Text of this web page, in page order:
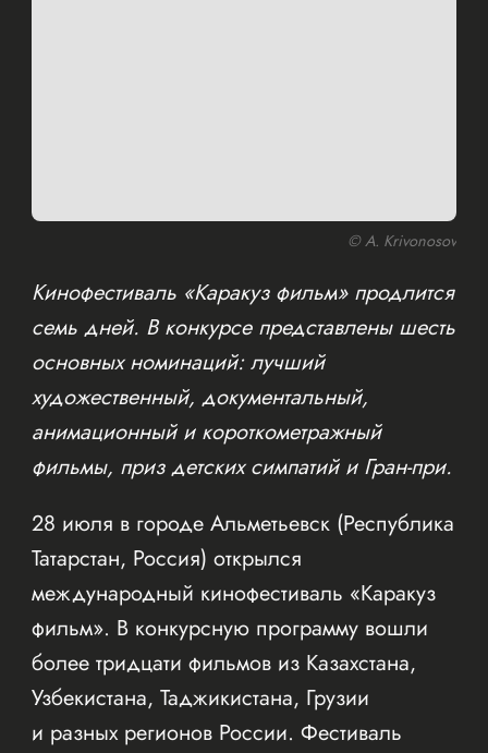
© A. Krivonosov
Кинофестиваль «Каракуз фильм» продлится
семь дней. В конкурсе представлены шесть
основных номинаций: лучший
художественный, документальный,
анимационный и короткометражный
фильмы, приз детских симпатий и Гран-при.
28 июля в городе Альметьевск (Республика
Татарстан, Россия) открылся
международный кинофестиваль «Каракуз
фильм». В конкурсную программу вошли
более тридцати фильмов из Казахстана,
Узбекистана, Таджикистана, Грузии
и разных регионов России. Фестиваль